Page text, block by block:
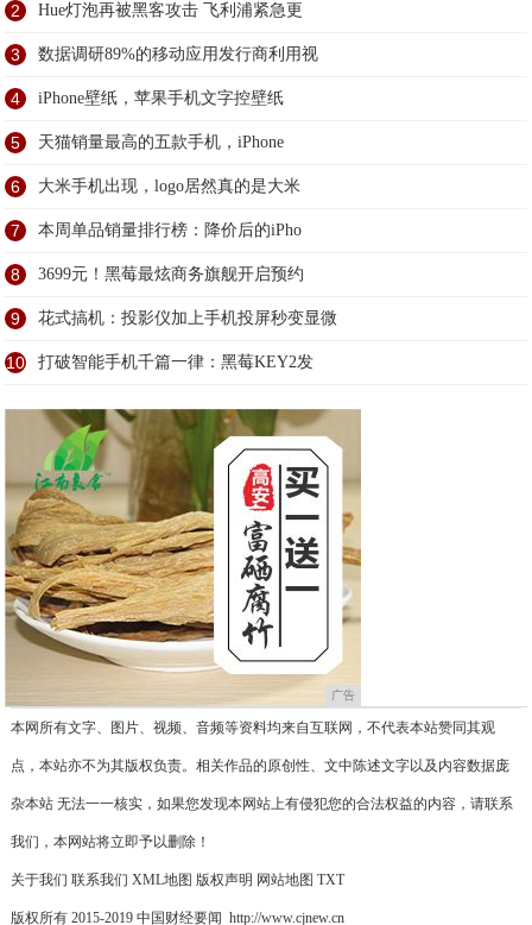
2 Hue灯泡再被黑客攻击 飞利浦紧急更
3 数据调研89%的移动应用发行商利用视
4 iPhone壁纸，苹果手机文字控壁纸
5 天猫销量最高的五款手机，iPhone
6 大米手机出现，logo居然真的是大米
7 本周单品销量排行榜：降价后的iPho
8 3699元！黑莓最炫商务旗舰开启预约
9 花式搞机：投影仪加上手机投屏秒变显微
10 打破智能手机千篇一律：黑莓KEY2发
广告
本网所有文字、图片、视频、音频等资料均来自互联网，不代表本站赞同其观
点，本站亦不为其版权负责。相关作品的原创性、文中陈述文字以及内容数据庞
杂本站 无法一一核实，如果您发现本网站上有侵犯您的合法权益的内容，请联系
我们，本网站将立即予以删除！
关于我们 联系我们 XML地图 版权声明 网站地图 TXT
版权所有 2015-2019 中国财经要闻 http://www.cjnew.cn